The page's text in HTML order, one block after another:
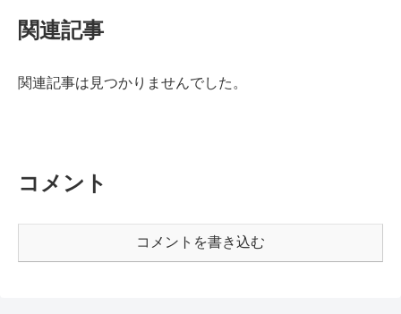
関連記事
関連記事は見つかりませんでした。
コメント
コメントを書き込む